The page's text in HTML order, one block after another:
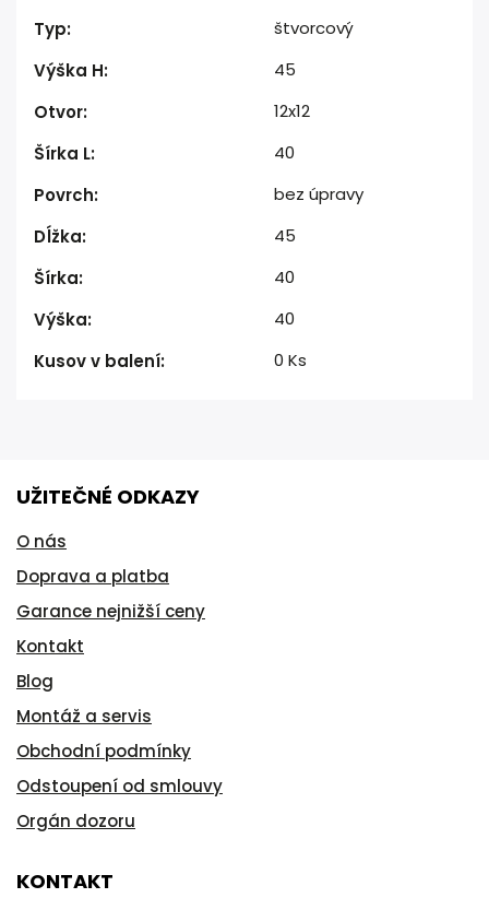
Typ:
štvorcový
Výška H:
45
Otvor:
12x12
Šírka L:
40
Povrch:
bez úpravy
Dĺžka:
45
Šírka:
40
Výška:
40
Kusov v balení: 0 Ks
UŽITEČNÉ ODKAZY
O nás
Doprava a platba
Garance nejnižší ceny
Kontakt
Blog
Montáž a servis
Obchodní podmínky
Odstoupení od smlouvy
Orgán dozoru
KONTAKT